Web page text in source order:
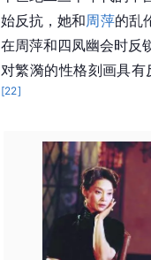
始反抗，她和周萍的乱
在周萍和四凤幽会时反
对繁漪的性格刻画具
[22]